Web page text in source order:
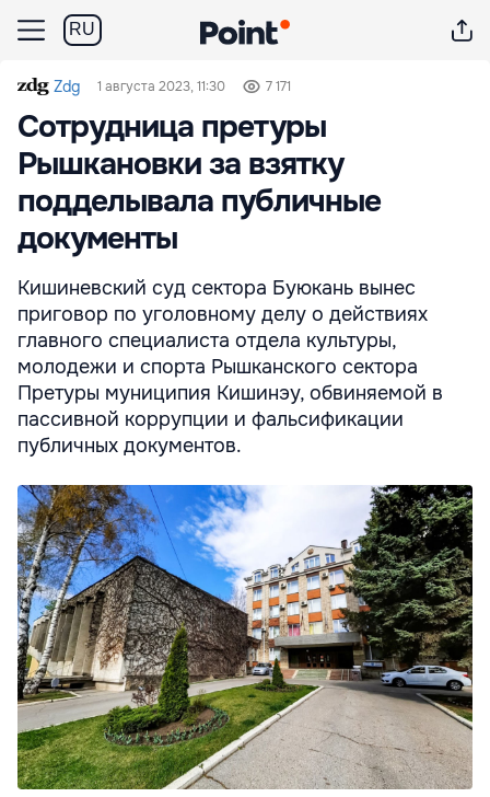
RU
Zdg 1 августа 2023, 11:30 7 171
Сотрудница претуры
Рышкановки за взятку
подделывала публичные
документы
Кишиневский суд сектора Буюкань вынес
приговор по уголовному делу о действиях
главного специалиста отдела культуры,
молодежи и спорта Рышканского сектора
Претуры муниципия Кишинэу, обвиняемой в
пассивной коррупции и фальсификации
публичных документов.